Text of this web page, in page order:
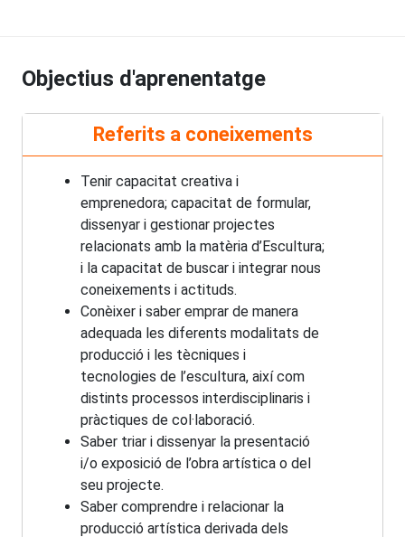
Objectius d'aprenentatge
Referits a coneixements
Tenir capacitat creativa i
emprenedora; capacitat de formular,
dissenyar i gestionar projectes
relacionats amb la matèria d’Escultura;
i la capacitat de buscar i integrar nous
coneixements i actituds.
Conèixer i saber emprar de manera
adequada les diferents modalitats de
producció i les tècniques i
tecnologies de l’escultura, així com
distints processos interdisciplinaris i
pràctiques de col·laboració.
Saber triar i dissenyar la presentació
i/o exposició de l’obra artística o del
seu projecte.
Saber comprendre i relacionar la
producció artística derivada dels